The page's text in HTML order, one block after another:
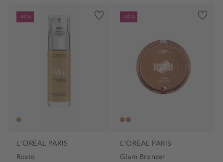
-40%
L'ORÉAL PARIS
Rosto
-40%
L'ORÉAL PARIS
Glam Bronzer